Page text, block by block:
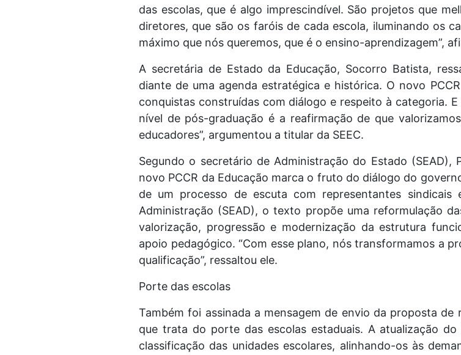
das escolas, que é algo imprescindível. São projetos que
diretores, que são os faróis de cada escola, iluminando os
máximo que nós queremos, que é o ensino-aprendizagem”,
A secretária de Estado da Educação, Socorro Batista,
diante de uma agenda estratégica e histórica. O novo
conquistas construídas com diálogo e respeito à categoria.
nível de pós-graduação é a reafirmação de que
educadores”, argumentou a titular da SEEC.
Segundo o secretário de Administração do Estado
novo PCCR da Educação marca o fruto do diálogo do
de um processo de escuta com representantes sindicais
Administração (SEAD), o texto propõe uma reformulação
valorização, progressão e modernização da estrutura
apoio pedagógico. “Com esse plano, nós transformamos a
qualificação”, ressaltou ele.
Porte das escolas
Também foi assinada a mensagem de envio da proposta de
que trata do porte das escolas estaduais. A atualização
classificação das unidades escolares, alinhando-os às